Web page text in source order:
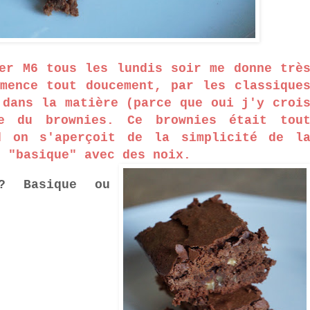
M6 tous les lundis soir me donne très
tout doucement, par les classiques
la matière (parce que oui j'y crois
brownies. Ce brownies était tout
on s'aperçoit de la simplicité de la
avec des noix.
Basique ou